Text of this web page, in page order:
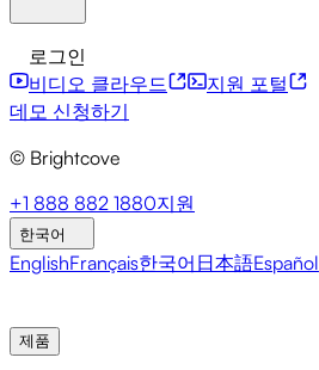
개발자 API
비스
통합 사회적 통합
미디어 수익화
판매 직원 지원
방송사 의료 및 제약
Brightcove Academy
브라이트코브에 관하여
프레스룸 뉴스레터
로그인
비디오 클라우드
지원 포털
데모 신청하기
© Brightcove
+1 888 882 1880지원
한국어
EnglishFrançais한국어 日本語Español
제품